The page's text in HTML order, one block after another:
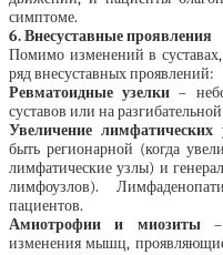
симптоме.
6. Внесуставные проявления
Помимо изменений в
ряд внесуставных проявлений:
Ревматоидные узелки–
суставов или на
Увеличение лимфатических
быть регионарной (когда
лимфатические узлы) и
лимфоузлов).
пациентов.
Амиотрофии и миозиты–
изменения мышц,